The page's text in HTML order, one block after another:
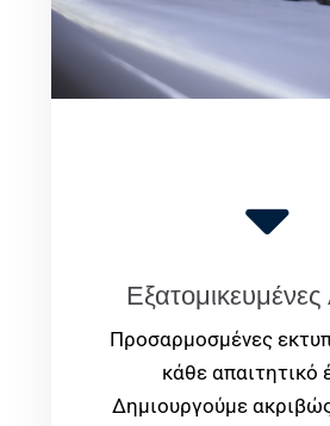
Εξατομικευμένες
Προσαρμοσμένες
κάθε απαιτητικό
Δημιουργούμε